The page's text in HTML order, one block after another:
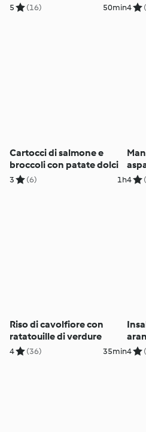
5 (16) 50min4
Cartocci di salmone e
broccoli con patate dolci
3 (6) 1h4
Riso di cavolfiore con
ratatouille di verdure
4 (36) 35min4